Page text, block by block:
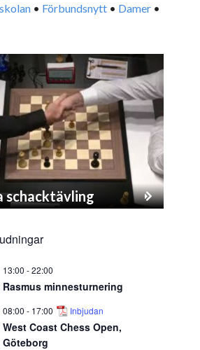
• Förbundsnytt • Damer •
schacktävling
13:00 -22:00
Rasmus minnesturnering
08:00 - 17:00 Inbjudan
West Coast Chess Open,
Göteborg